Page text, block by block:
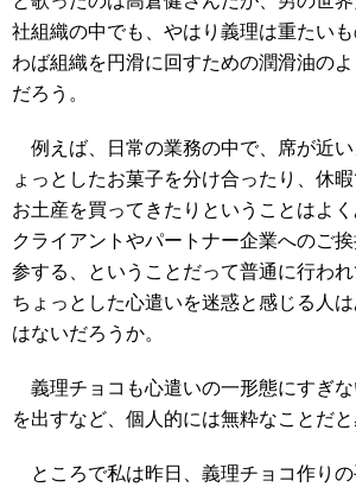
社組織の中でも、やはり義理は重たい
わば組織を円滑に回すための潤滑油の
だろう。
例えば、日常の業務の中で、席が近い
ょっとしたお菓子を分け合ったり、休
お土産を買ってきたりということはよく
クライアントやパートナー企業へのご
参する、ということだって普通に行わ
ちょっとした心遣いを迷惑と感じる人
はないだろうか。
義理チョコも心遣いの一形態にすぎ
を出すなど、個人的には無粋なことだと
ところで私は昨日、義理チョコ作り